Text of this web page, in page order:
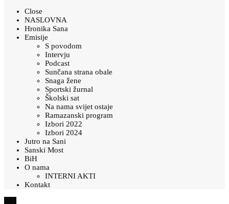
Close
NASLOVNA
Hronika Sana
Emisije
S povodom
Intervju
Podcast
Sunčana strana obale
Snaga žene
Sportski žurnal
Školski sat
Na nama svijet ostaje
Ramazanski program
Izbori 2022
Izbori 2024
Jutro na Sani
Sanski Most
BiH
O nama
INTERNI AKTI
Kontakt